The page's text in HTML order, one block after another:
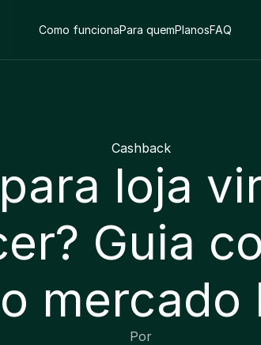
Como funcionaPara quemPlanosFAQ
Cashback
loja
Guia
mercado
Por